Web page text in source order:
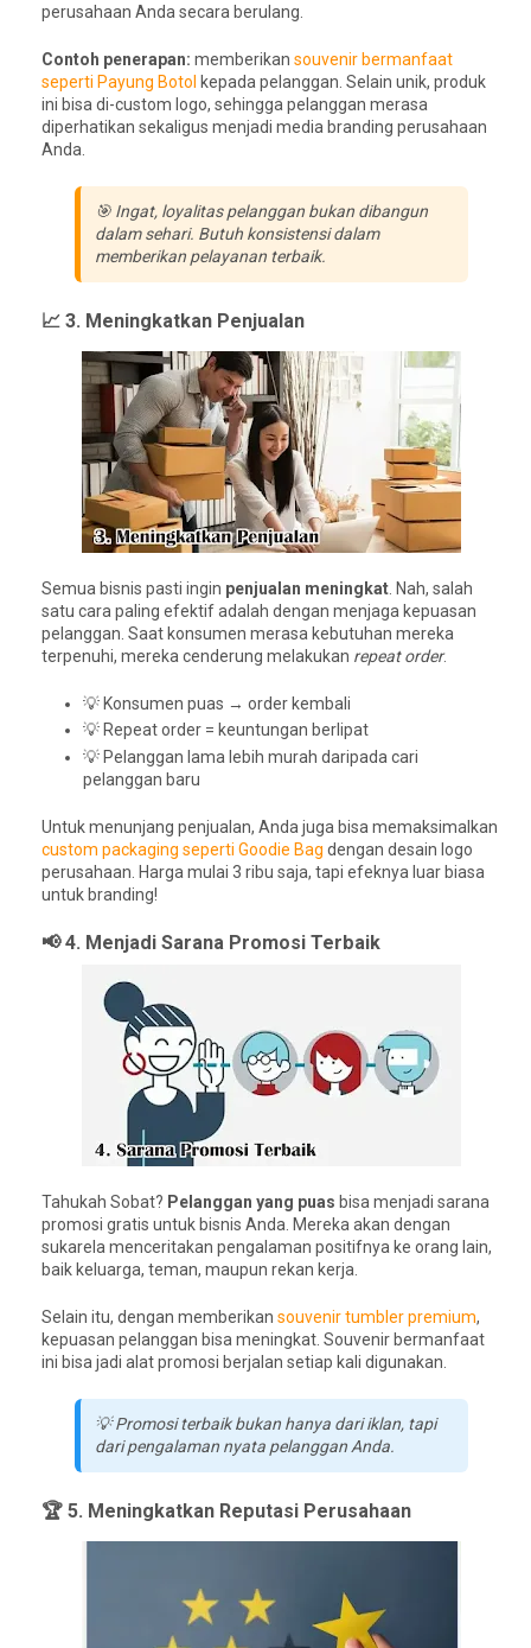
perusahaan Anda secara berulang.
Contoh penerapan: memberikan souvenir bermanfaat
seperti Payung Botol kepada pelanggan. Selain unik, produk
ini bisa di-custom logo, sehingga pelanggan merasa
diperhatikan sekaligus menjadi media branding perusahaan
Anda.
🎯 Ingat, loyalitas pelanggan bukan dibangun
dalam sehari. Butuh konsistensi dalam
memberikan pelayanan terbaik.
📈 3. Meningkatkan Penjualan
Semua bisnis pasti ingin penjualan meningkat . Nah, salah
satu cara paling efektif adalah dengan menjaga kepuasan
pelanggan. Saat konsumen merasa kebutuhan mereka
terpenuhi, mereka cenderung melakukan repeat order.
💡 Konsumen puas → order kembali
💡 Repeat order = keuntungan berlipat
💡 Pelanggan lama lebih murah daripada cari
pelanggan baru
Untuk menunjang penjualan, Anda juga bisa memaksimalkan
custom packaging seperti Goodie Bag dengan desain logo
perusahaan. Harga mulai 3 ribu saja, tapi efeknya luar biasa
untuk branding!
📢 4. Menjadi Sarana Promosi Terbaik
Tahukah Sobat? Pelanggan yang puas bisa menjadi sarana
promosi gratis untuk bisnis Anda. Mereka akan dengan
sukarela menceritakan pengalaman positifnya ke orang lain,
baik keluarga, teman, maupun rekan kerja.
Selain itu, dengan memberikan souvenir tumbler premium,
kepuasan pelanggan bisa meningkat. Souvenir bermanfaat
ini bisa jadi alat promosi berjalan setiap kali digunakan.
💡 Promosi terbaik bukan hanya dari iklan, tapi
dari pengalaman nyata pelanggan Anda.
🏆 5. Meningkatkan Reputasi Perusahaan